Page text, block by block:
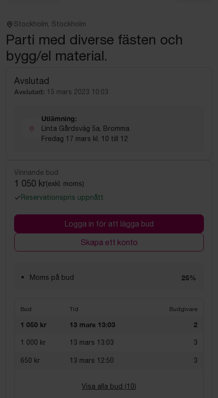
Stockholm, Stockholm
Parti med diverse fästen och
bygg/el material.
Avslutad
Avslutad: 15 mars 2023 10:03
Utlämning:
Linta Gårdsväg 5a, Bromma
Fredag 17 mars kl. 10 till 12
Vinnande bud
1 050 kr(exkl. moms)
Reservationspris uppnått
Logga in för att lägga bud
Skapa ett konto
Moms på bud 25%
Bud Tid Budgivare
1 050 kr 13 mars 13:03 2
1 000 kr 13 mars 13:03 3
650 kr 13 mars 12:50 3
Visa alla bud (10)